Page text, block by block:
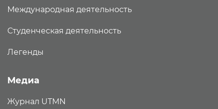
Международная деятельность
Студенческая деятельность
Легенды
Медиа
Журнал UTMN